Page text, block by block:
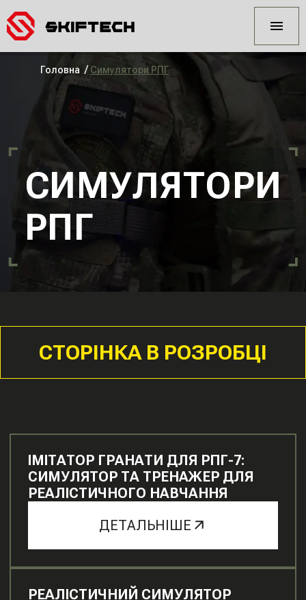
Головна / Симулятори РПГ
СИМУЛЯТОРИ
РПГ
СТОРІНКА В РОЗРОБЦІ
ІМІТАТОР ГРАНАТИ ДЛЯ РПГ-7:
СИМУЛЯТОР ТА ТРЕНАЖЕР ДЛЯ
РЕАЛІСТИЧНОГО НАВЧАННЯ
ДЕТАЛЬНІШЕ
РЕАЛІСТИЧНИЙ СИМУЛЯТОР